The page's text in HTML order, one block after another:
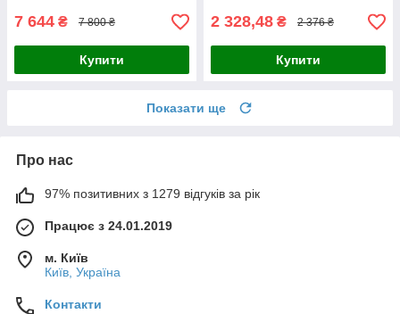
7 644 ₴ 7 800 ₴
Купити
2 328,48 ₴ 2 376 ₴
Купити
Показати ще
Про нас
97% позитивних з 1279 відгуків за рік
Працює з 24.01.2019
м. Київ
Київ, Україна
Контакти